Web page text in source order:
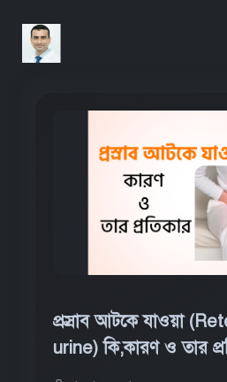
প্রস্রাব আটকে যাওয়া
urine) কি,কারণ ও তার